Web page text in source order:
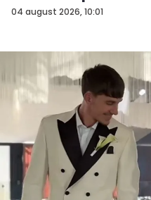
04 august 2026, 10:01